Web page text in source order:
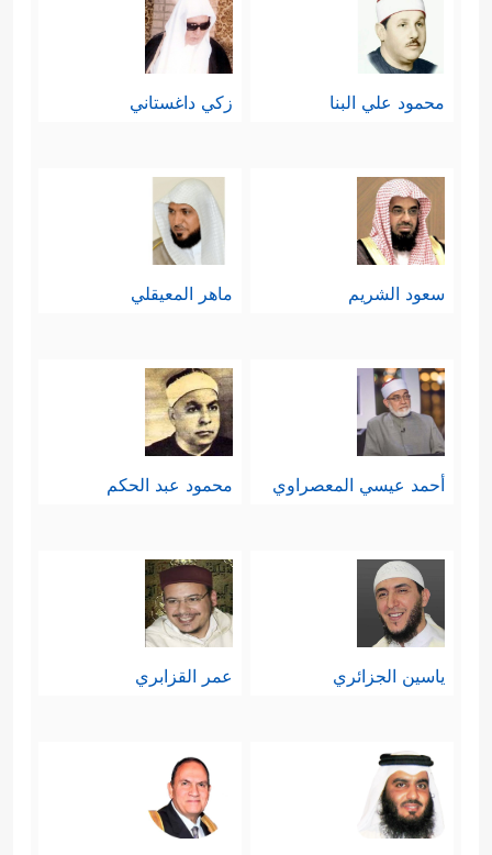
محمود علي البنا زكي داغستاني
سعود الشريم ماهر المعيقلي
أحمد عيسي المعصراوي محمود عبد الحكم
ياسين الجزائري عمر القزابري